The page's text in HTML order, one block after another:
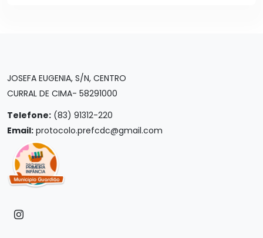
JOSEFA EUGENIA, S/N, CENTRO
CURRAL DE CIMA- 58291000
Telefone: (83) 91312-220
Email: protocolo.prefcdc@gmail.com